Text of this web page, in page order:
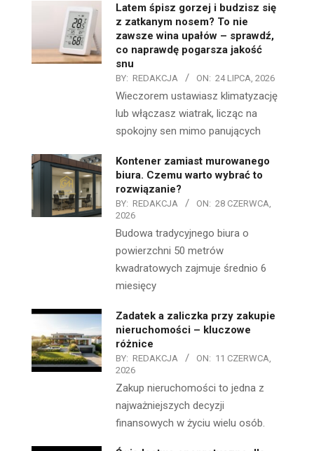
Latem śpisz gorzej i budzisz się
z zatkanym nosem? To nie
zawsze wina upałów – sprawdź,
co naprawdę pogarsza jakość
snu
BY: REDAKCJA ON: 24 LIPCA, 2026
Wieczorem ustawiasz klimatyzację
lub włączasz wiatrak, licząc na
spokojny sen mimo panujących
Kontener zamiast murowanego
biura. Czemu warto wybrać to
rozwiązanie?
BY: REDAKCJA ON: 28 CZERWCA,
2026
Budowa tradycyjnego biura o
powierzchni 50 metrów
kwadratowych zajmuje średnio 6
miesięcy
Zadatek a zaliczka przy zakupie
nieruchomości – kluczowe
różnice
BY: REDAKCJA ON: 11 CZERWCA,
2026
Zakup nieruchomości to jedna z
najważniejszych decyzji
finansowych w życiu wielu osób.